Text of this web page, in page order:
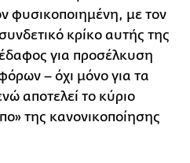
φυσικοποιημένη, με τον
κρίκο αυτής της
για προσέλκυση
– όχι μόνο για τα
αποτελεί το κύριο
της κανονικοποίησης